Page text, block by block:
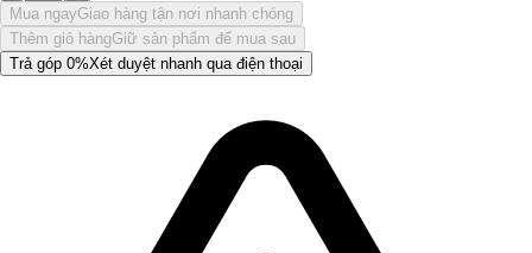
Mua ngayGiao hàng tận nơi nhanh chóng
Thêm giỏ hàngGiữ sản phẩm để mua sau
Trả góp 0%Xét duyệt nhanh qua điện thoại